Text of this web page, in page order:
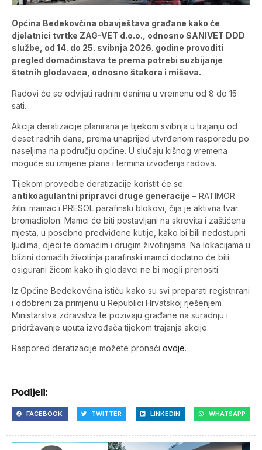
Općina Bedekovčina obavještava građane kako će
djelatnici tvrtke ZAG-VET d.o.o., odnosno SANIVET DDD
službe, od 14. do 25. svibnja 2026. godine provoditi
pregled domaćinstava te prema potrebi suzbijanje
štetnih glodavaca, odnosno štakora i miševa.
Radovi će se odvijati radnim danima u vremenu od 8 do 15
sati.
Akcija deratizacije planirana je tijekom svibnja u trajanju od
deset radnih dana, prema unaprijed utvrđenom rasporedu po
naseljima na području općine. U slučaju kišnog vremena
moguće su izmjene plana i termina izvođenja radova.
Tijekom provedbe deratizacije koristit će se
antikoagulantni pripravci druge generacije – RATIMOR
žitni mamac i PRESOL parafinski blokovi, čija je aktivna tvar
bromadiolon. Mamci će biti postavljani na skrovita i zaštićena
mjesta, u posebno predviđene kutije, kako bi bili nedostupni
ljudima, djeci te domaćim i drugim životinjama. Na lokacijama u
blizini domaćih životinja parafinski mamci dodatno će biti
osigurani žicom kako ih glodavci ne bi mogli prenositi.
Iz Općine Bedekovčina ističu kako su svi preparati registrirani
i odobreni za primjenu u Republici Hrvatskoj rješenjem
Ministarstva zdravstva te pozivaju građane na suradnju i
pridržavanje uputa izvođača tijekom trajanja akcije.
Raspored deratizacije možete pronaći ovdje.
Podijeli:
FACEBOOK TWITTER LINKEDIN WHATSAPP